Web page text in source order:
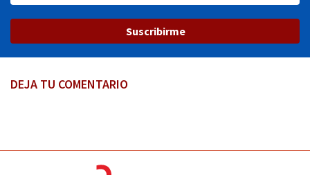
Suscribirme
DEJA TU COMENTARIO